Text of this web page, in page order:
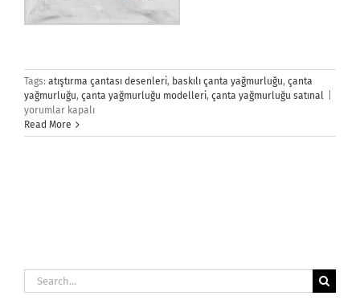
Tags: atıştırma çantası desenleri, baskılı çanta yağmurluğu, çanta
yağmurluğu, çanta yağmurluğu modelleri, çanta yağmurluğu satınal
yorumlar kapalı
Read More
Search
for: